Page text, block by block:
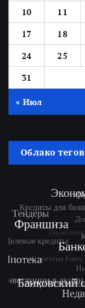
10
11
17
18
24
25
31
« Июл
Облако тегов